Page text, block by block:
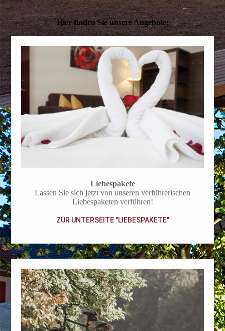
Hier finden Sie unsere Angebote:
Liebespakete
Lassen Sie sich jetzt von unseren ver­füh­re­rischen
Liebespaketen verführen!
ZUR UNTERSEITE "LIEBESPAKETE"